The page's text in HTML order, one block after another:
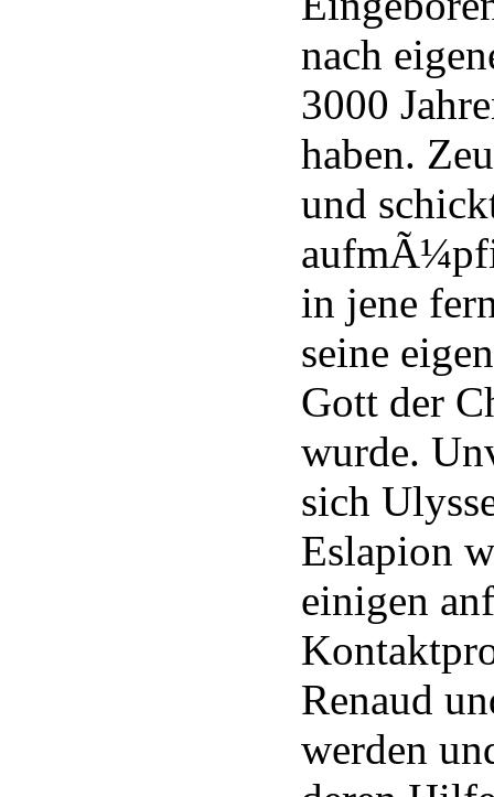
nach
3000
haben.
und
in jene
seine
Gott der
wurde.
sich
Eslapion
einigen
Renaud
werden